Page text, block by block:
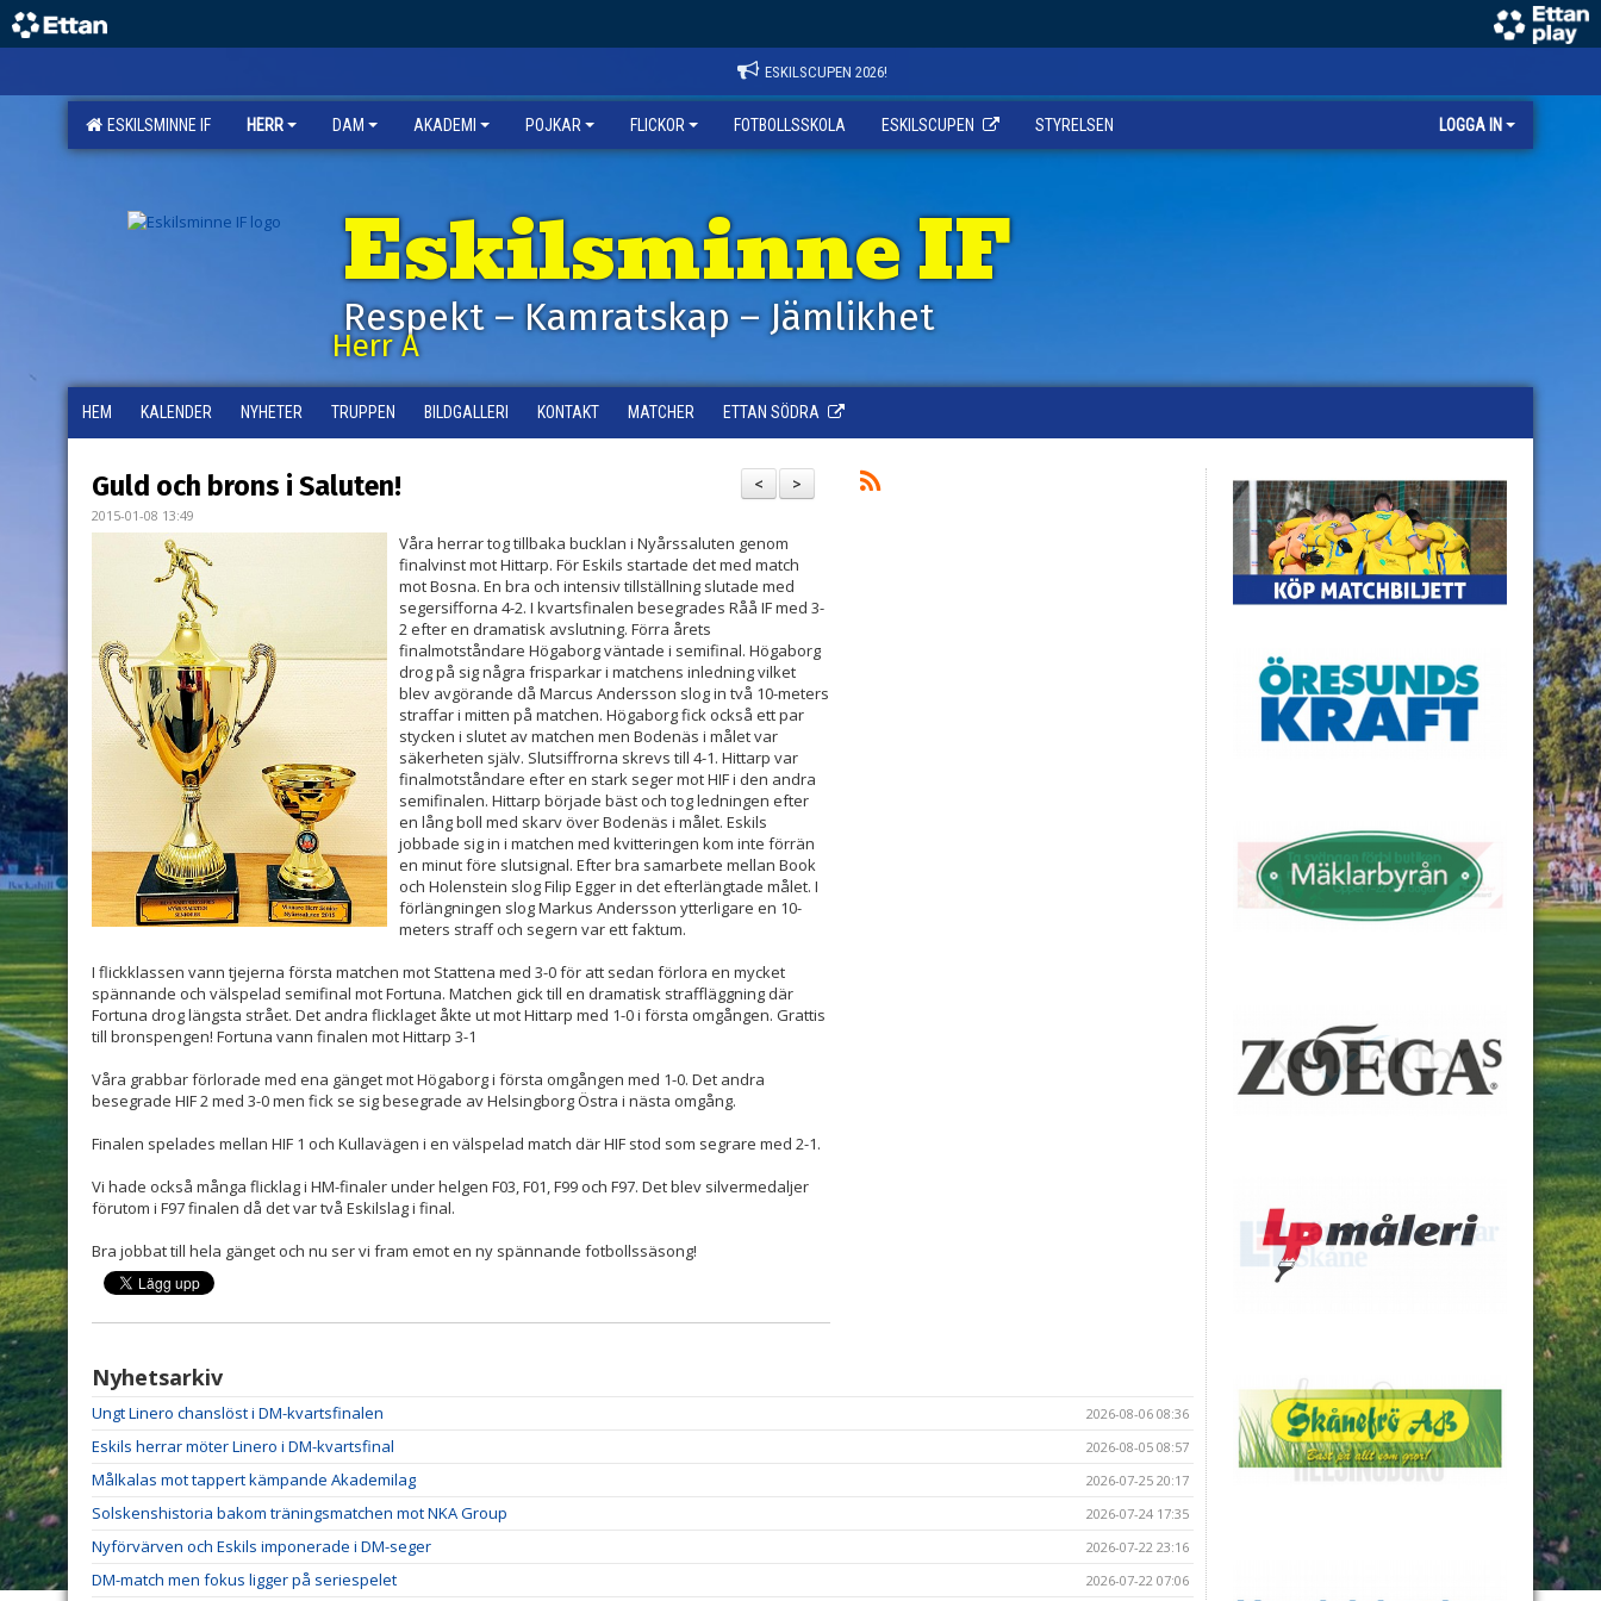
ESKILSCUPEN 2026!
ESKILSMINNE IF HERR DAM AKADEMI POJKAR FLICKOR FOTBOLLSSKOLA ESKILSCUPEN STYRELSEN LOGGA IN
Eskilsminne IF
Respekt – Kamratskap – Jämlikhet
Herr A
HEM KALENDER NYHETER TRUPPEN BILDGALLERI KONTAKT MATCHER ETTAN SÖDRA
>
<
Guld och brons i Saluten!
2015-01-08 13:49
Våra herrar tog tillbaka bucklan i Nyårssaluten genom
finalvinst mot Hittarp. För Eskils startade det med match
mot Bosna. En bra och intensiv tillställning slutade med
segersifforna 4-2. I kvartsfinalen besegrades Råå IF med 3-
2 efter en dramatisk avslutning. Förra årets
finalmotståndare Högaborg väntade i semifinal. Högaborg
drog på sig några frisparkar i matchens inledning vilket
blev avgörande då Marcus Andersson slog in två 10-meters
straffar i mitten på matchen. Högaborg fick också ett par
stycken i slutet av matchen men Bodenäs i målet var
säkerheten själv. Slutsiffrorna skrevs till 4-1. Hittarp var
finalmotståndare efter en stark seger mot HIF i den andra
semifinalen. Hittarp började bäst och tog ledningen efter
en lång boll med skarv över Bodenäs i målet. Eskils
jobbade sig in i matchen med kvitteringen kom inte förrän
en minut före slutsignal. Efter bra samarbete mellan Book
och Holenstein slog Filip Egger in det efterlängtade målet. I
förlängningen slog Markus Andersson ytterligare en 10-
meters straff och segern var ett faktum.
I flickklassen vann tjejerna första matchen mot Stattena med 3-0 för att sedan förlora en mycket
spännande och välspelad semifinal mot Fortuna. Matchen gick till en dramatisk straffläggning där
Fortuna drog längsta strået. Det andra flicklaget åkte ut mot Hittarp med 1-0 i första omgången. Grattis
till bronspengen! Fortuna vann finalen mot Hittarp 3-1
Våra grabbar förlorade med ena gänget mot Högaborg i första omgången med 1-0. Det andra
besegrade HIF 2 med 3-0 men fick se sig besegrade av Helsingborg Östra i nästa omgång.
Finalen spelades mellan HIF 1 och Kullavägen i en välspelad match där HIF stod som segrare med 2-1.
Vi hade också många flicklag i HM-finaler under helgen F03, F01, F99 och F97. Det blev silvermedaljer
förutom i F97 finalen då det var två Eskilslag i final.
Bra jobbat till hela gänget och nu ser vi fram emot en ny spännande fotbollssäsong!
Nyhetsarkiv
Ungt Linero chanslöst i DM-kvartsfinalen 2026-08-06 08:36
Eskils herrar möter Linero i DM-kvartsfinal 2026-08-05 08:57
Målkalas mot tappert kämpande Akademilag 2026-07-25 20:17
Solskenshistoria bakom träningsmatchen mot NKA Group 2026-07-24 17:35
Nyförvärven och Eskils imponerade i DM-seger 2026-07-22 23:16
DM-match men fokus ligger på seriespelet 2026-07-22 07:06